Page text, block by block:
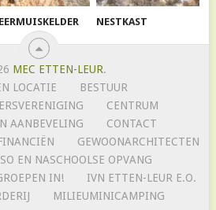
NESTKAST
MEC ETTEN-LEUR.
LOCATIE
BESTUUR
CENTRUM
AANBEVELING
CONTACT
GEWOONARCHITECTEN
EN NASCHOOLSE OPVANG
IN!
IVN ETTEN-LEUR E.O.
MILIEUMINICAMPING